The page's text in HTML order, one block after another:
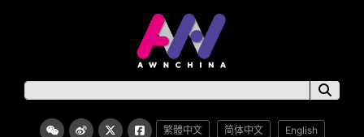
繁體中文 简体中文 English